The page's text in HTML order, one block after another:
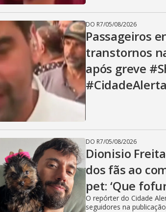
DO R7/05/08/2026
Passageiros
transtornos
após greve
#CidadeAlerta
DO R7/05/08/2026
Dionisio
dos fãs ao
pet: ‘Que
O repórter do Cidade
seguidores na